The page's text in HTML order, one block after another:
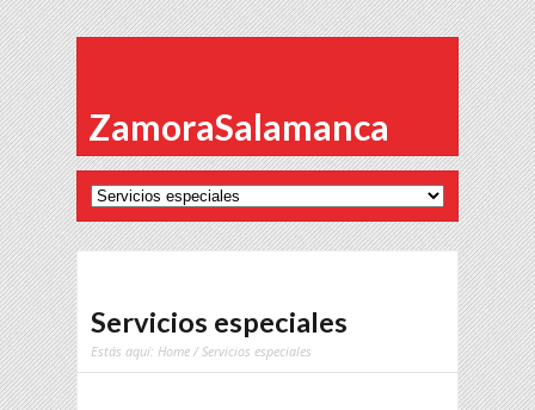
ZamoraSalamanca
Servicios especiales
Estás aquí: Home / Servicios especiales